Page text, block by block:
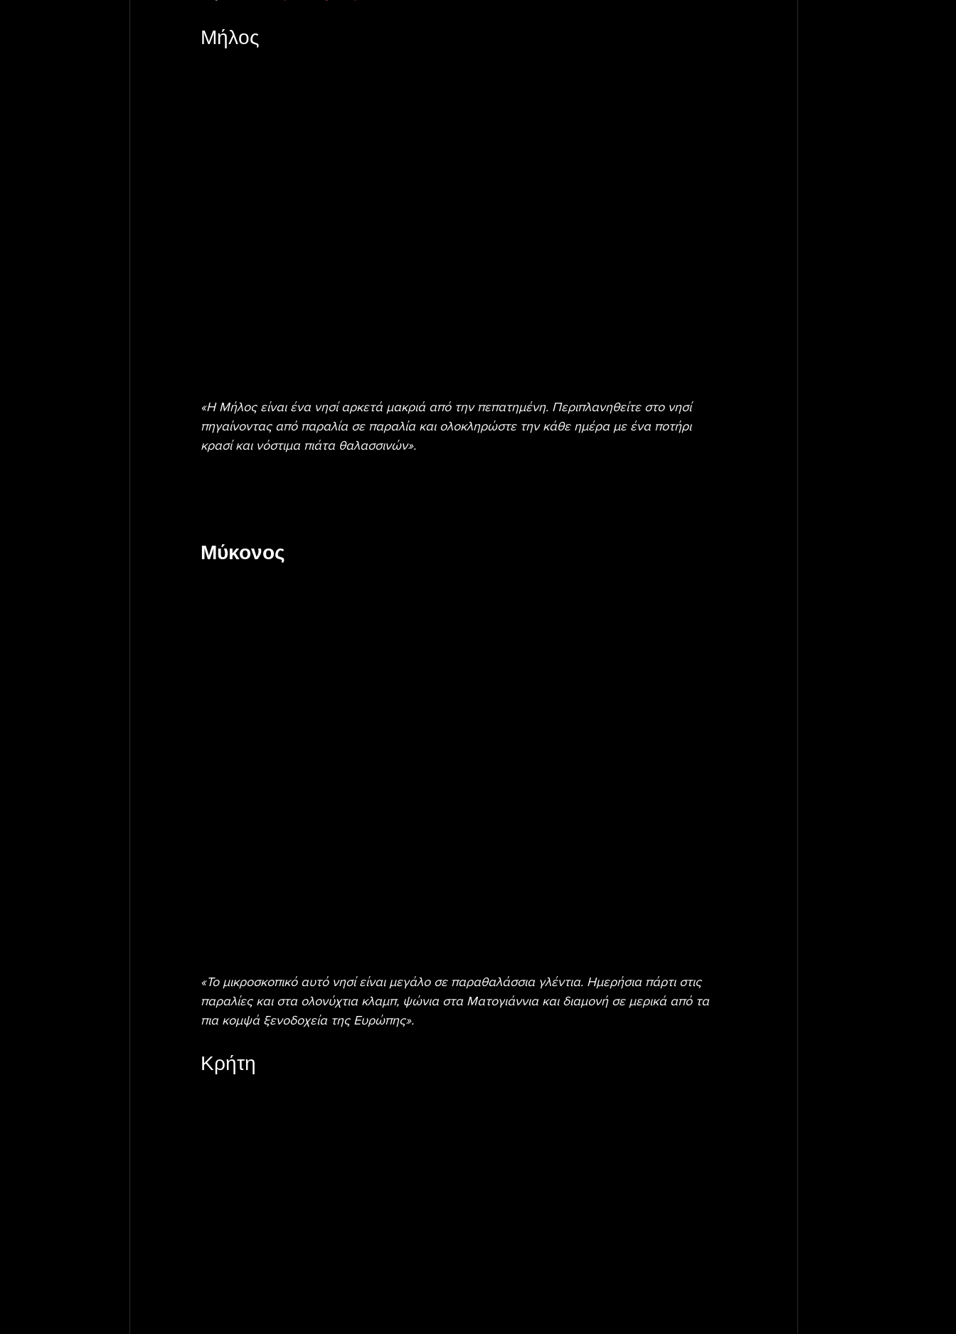
Μήλος
«Η Μήλος είναι ένα νησί αρκετά μακριά από την πεπατημένη. Περιπλανηθείτε στο νησί
πηγαίνοντας από παραλία σε παραλία και ολοκληρώστε την κάθε ημέρα με ένα ποτήρι
κρασί και νόστιμα πιάτα θαλασσινών».
Μύκονος
«Το μικροσκοπικό αυτό νησί είναι μεγάλο σε παραθαλάσσια γλέντια. Ημερήσια πάρτι στις
παραλίες και στα ολονύχτια κλαμπ, ψώνια στα Ματογιάννια και διαμονή σε μερικά από τα
πια κομψά ξενοδοχεία της Ευρώπης».
Κρήτη